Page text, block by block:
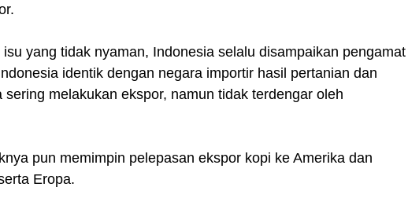
yang tidak nyaman, Indonesia selalu disampaikan pengamat
identik dengan negara importir hasil pertanian dan
melakukan ekspor, namun tidak terdengar oleh
pun memimpin pelepasan ekspor kopi ke Amerika dan
Eropa.